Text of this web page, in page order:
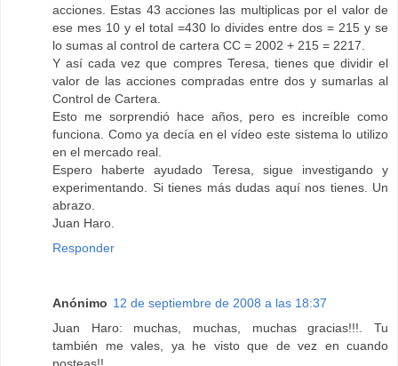
acciones. Estas 43 acciones las multiplicas por el valor de
ese mes 10 y el total =430 lo divides entre dos = 215 y se
lo sumas al control de cartera CC = 2002 + 215 = 2217.
Y así cada vez que compres Teresa, tienes que dividir el
valor de las acciones compradas entre dos y sumarlas al
Control de Cartera.
Esto me sorprendió hace años, pero es increíble como
funciona. Como ya decía en el vídeo este sistema lo utilizo
en el mercado real.
Espero haberte ayudado Teresa, sigue investigando y
experimentando. Si tienes más dudas aquí nos tienes. Un
abrazo.
Juan Haro.
Responder
Anónimo 12 de septiembre de 2008 a las 18:37
Juan Haro: muchas, muchas, muchas gracias!!!. Tu
también me vales, ya he visto que de vez en cuando
posteas!!